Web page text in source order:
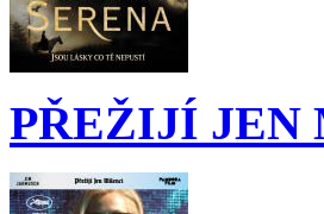
PŘEŽIJÍ JEN